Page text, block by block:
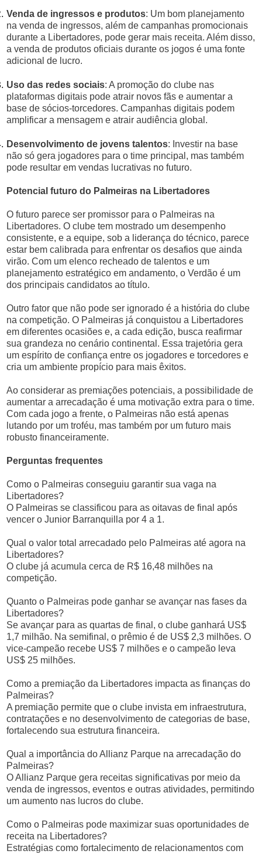
Venda de ingressos e produtos: Um bom planejamento
na venda de ingressos, além de campanhas promocionais
durante a Libertadores, pode gerar mais receita. Além disso,
a venda de produtos oficiais durante os jogos é uma fonte
adicional de lucro.
Uso das redes sociais: A promoção do clube nas
plataformas digitais pode atrair novos fãs e aumentar a
base de sócios-torcedores. Campanhas digitais podem
amplificar a mensagem e atrair audiência global.
Desenvolvimento de jovens talentos: Investir na base
não só gera jogadores para o time principal, mas também
pode resultar em vendas lucrativas no futuro.
Potencial futuro do Palmeiras na Libertadores
O futuro parece ser promissor para o Palmeiras na
Libertadores. O clube tem mostrado um desempenho
consistente, e a equipe, sob a liderança do técnico, parece
estar bem calibrada para enfrentar os desafios que ainda
virão. Com um elenco recheado de talentos e um
planejamento estratégico em andamento, o Verdão é um
dos principais candidatos ao título.
Outro fator que não pode ser ignorado é a história do clube
na competição. O Palmeiras já conquistou a Libertadores
em diferentes ocasiões e, a cada edição, busca reafirmar
sua grandeza no cenário continental. Essa trajetória gera
um espírito de confiança entre os jogadores e torcedores e
cria um ambiente propício para mais êxitos.
Ao considerar as premiações potenciais, a possibilidade de
aumentar a arrecadação é uma motivação extra para o time.
Com cada jogo a frente, o Palmeiras não está apenas
lutando por um troféu, mas também por um futuro mais
robusto financeiramente.
Perguntas frequentes
Como o Palmeiras conseguiu garantir sua vaga na
Libertadores?
O Palmeiras se classificou para as oitavas de final após
vencer o Junior Barranquilla por 4 a 1.
Qual o valor total arrecadado pelo Palmeiras até agora na
Libertadores?
O clube já acumula cerca de R$ 16,48 milhões na
competição.
Quanto o Palmeiras pode ganhar se avançar nas fases da
Libertadores?
Se avançar para as quartas de final, o clube ganhará US$
1,7 milhão. Na semifinal, o prêmio é de US$ 2,3 milhões. O
vice-campeão recebe US$ 7 milhões e o campeão leva
US$ 25 milhões.
Como a premiação da Libertadores impacta as finanças do
Palmeiras?
A premiação permite que o clube invista em infraestrutura,
contratações e no desenvolvimento de categorias de base,
fortalecendo sua estrutura financeira.
Qual a importância do Allianz Parque na arrecadação do
Palmeiras?
O Allianz Parque gera receitas significativas por meio da
venda de ingressos, eventos e outras atividades, permitindo
um aumento nas lucros do clube.
Como o Palmeiras pode maximizar suas oportunidades de
receita na Libertadores?
Estratégias como fortalecimento de relacionamentos com